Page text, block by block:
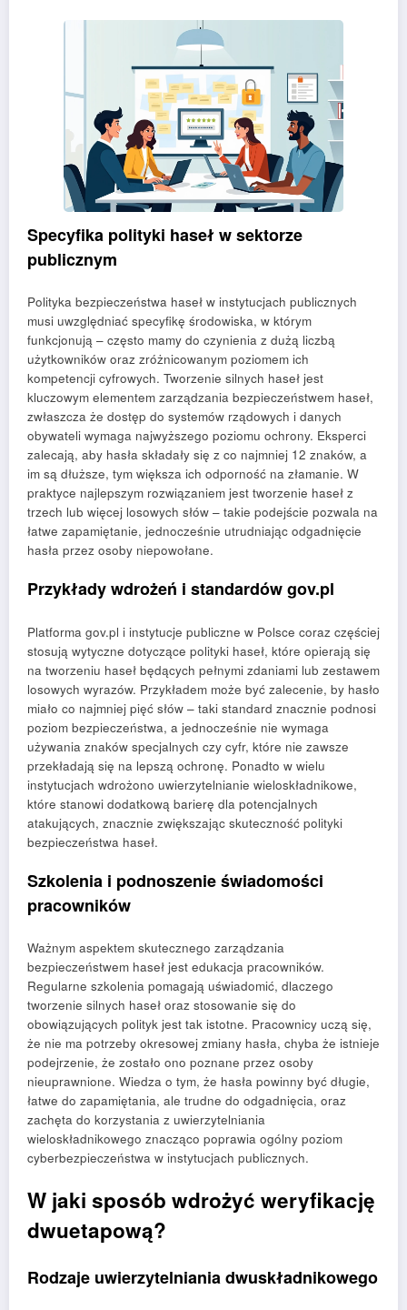
Specyfika polityki haseł w sektorze
publicznym
Polityka bezpieczeństwa haseł w instytucjach publicznych
musi uwzględniać specyfikę środowiska, w którym
funkcjonują – często mamy do czynienia z dużą liczbą
użytkowników oraz zróżnicowanym poziomem ich
kompetencji cyfrowych. Tworzenie silnych haseł jest
kluczowym elementem zarządzania bezpieczeństwem haseł,
zwłaszcza że dostęp do systemów rządowych i danych
obywateli wymaga najwyższego poziomu ochrony. Eksperci
zalecają, aby hasła składały się z co najmniej 12 znaków, a
im są dłuższe, tym większa ich odporność na złamanie. W
praktyce najlepszym rozwiązaniem jest tworzenie haseł z
trzech lub więcej losowych słów – takie podejście pozwala na
łatwe zapamiętanie, jednocześnie utrudniając odgadnięcie
hasła przez osoby niepowołane.
Przykłady wdrożeń i standardów gov.pl
Platforma gov.pl i instytucje publiczne w Polsce coraz częściej
stosują wytyczne dotyczące polityki haseł, które opierają się
na tworzeniu haseł będących pełnymi zdaniami lub zestawem
losowych wyrazów. Przykładem może być zalecenie, by hasło
miało co najmniej pięć słów – taki standard znacznie podnosi
poziom bezpieczeństwa, a jednocześnie nie wymaga
używania znaków specjalnych czy cyfr, które nie zawsze
przekładają się na lepszą ochronę. Ponadto w wielu
instytucjach wdrożono uwierzytelnianie wieloskładnikowe,
które stanowi dodatkową barierę dla potencjalnych
atakujących, znacznie zwiększając skuteczność polityki
bezpieczeństwa haseł.
Szkolenia i podnoszenie świadomości
pracowników
Ważnym aspektem skutecznego zarządzania
bezpieczeństwem haseł jest edukacja pracowników.
Regularne szkolenia pomagają uświadomić, dlaczego
tworzenie silnych haseł oraz stosowanie się do
obowiązujących polityk jest tak istotne. Pracownicy uczą się,
że nie ma potrzeby okresowej zmiany hasła, chyba że istnieje
podejrzenie, że zostało ono poznane przez osoby
nieuprawnione. Wiedza o tym, że hasła powinny być długie,
łatwe do zapamiętania, ale trudne do odgadnięcia, oraz
zachęta do korzystania z uwierzytelniania
wieloskładnikowego znacząco poprawia ogólny poziom
cyberbezpieczeństwa w instytucjach publicznych.
W jaki sposób wdrożyć weryfikację
dwuetapową?
Rodzaje uwierzytelniania dwuskładnikowego